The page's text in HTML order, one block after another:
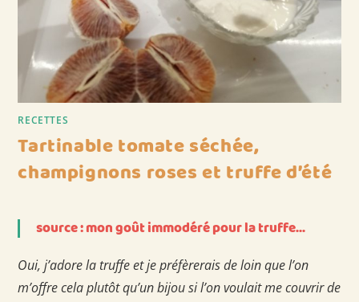
RECETTES
Tartinable tomate séchée,
champignons roses et truffe d’été
source : mon goût immodéré pour la truffe…
Oui, j’adore la truffe et je préfèrerais de loin que l’on
m’offre cela plutôt qu’un bijou si l’on voulait me couvrir de